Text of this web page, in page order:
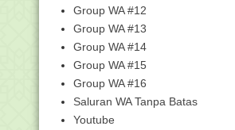
Pengawas PAI melalui A...
Penjelasan Mengenai
(Aplikasi Rapor...
Tinggalkan Hal Yang Tidak
Biaya Haji Indonesia
ASEAN
Bolehkah Imam dan
Group WA #12
Group WA #13
Group WA #14
Group WA #15
Group WA #16
Saluran WA Tanpa Batas
Youtube